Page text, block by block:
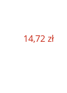
14,72 zł